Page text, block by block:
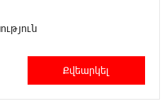
է առնվազն երկու